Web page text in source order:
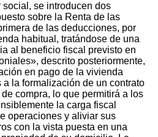
se introducen dos
sobre la Renta de las
de las deducciones, por
habitual, tratándose de una
al beneficio fiscal previsto en
descrito posteriormente,
en pago de la vivienda
la formalización de un contrato
compra, lo que permitirá a los
la carga fiscal
operaciones y aliviar sus
con la vista puesta en una